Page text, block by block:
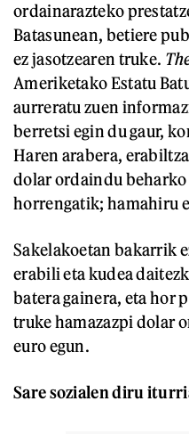
ordainarazteko
Batasunean, betiere
ez jasotzearen truke.
Ameriketako Estatu
aurreratu zuen
berretsi egin du gaur,
Haren arabera,
dolar ordaindu
horrengatik; hamahiru
Sakelakoetan bakarrik
erabili eta kudea
batera gainera, eta hor
truke hamazazpi dolar
euro egun.
Sare sozialen diru